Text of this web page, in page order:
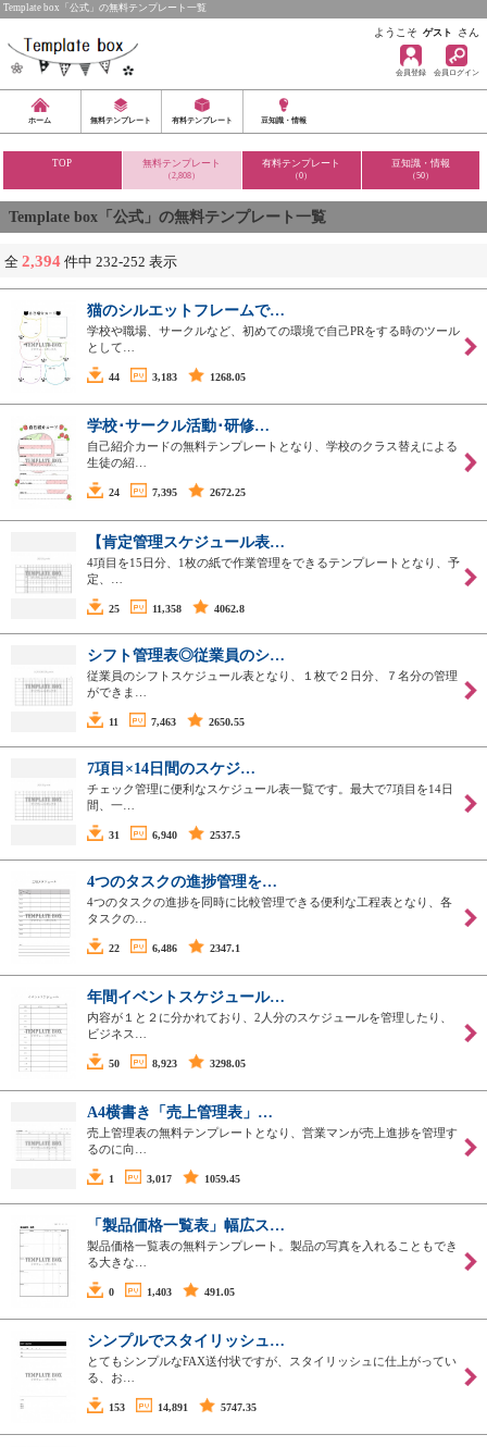
Template box「公式」の無料テンプレート一覧
ようこそ ゲスト さん
会員登録 会員ログイン
ホーム 無料テンプレート 有料テンプレート 豆知識・情報
TOP 無料テンプレート
（2,808）
有料テンプレート
（0）
豆知識・情報
（50）
Template box「公式」の無料テンプレート一覧
全 2,394 件中 232-252 表示
猫のシルエットフレームで…
学校や職場、サークルなど、初めての環境で自己PRをする時のツール
として…
44 3,183 1268.05
学校･サークル活動･研修…
自己紹介カードの無料テンプレートとなり、学校のクラス替えによる
生徒の紹…
24 7,395 2672.25
【肯定管理スケジュール表…
4項目を15日分、1枚の紙で作業管理をできるテンプレートとなり、予
定、…
25 11,358 4062.8
シフト管理表◎従業員のシ…
従業員のシフトスケジュール表となり、１枚で２日分、７名分の管理
ができま…
11 7,463 2650.55
7項目×14日間のスケジ…
チェック管理に便利なスケジュール表一覧です。最大で7項目を14日
間、一…
31 6,940 2537.5
4つのタスクの進捗管理を…
4つのタスクの進捗を同時に比較管理できる便利な工程表となり、各
タスクの…
22 6,486 2347.1
年間イベントスケジュール…
内容が１と２に分かれており、2人分のスケジュールを管理したり、
ビジネス…
50 8,923 3298.05
A4横書き「売上管理表」…
売上管理表の無料テンプレートとなり、営業マンが売上進捗を管理す
るのに向…
1 3,017 1059.45
「製品価格一覧表」幅広ス…
製品価格一覧表の無料テンプレート。製品の写真を入れることもでき
る大きな…
0 1,403 491.05
シンプルでスタイリッシュ…
とてもシンプルなFAX送付状ですが、スタイリッシュに仕上がってい
る、お…
153 14,891 5747.35